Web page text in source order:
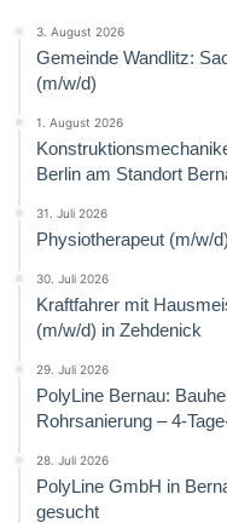
3. August 2026
Gemeinde Wandlitz:
(m/w/d)
1. August 2026
Berlin am Standort
31. Juli 2026
Physiotherapeut (m/w/
30. Juli 2026
Kraftfahrer mit
(m/w/d) in Zehdenick
29. Juli 2026
PolyLine Bernau:
Rohrsanierung – 4-
28. Juli 2026
PolyLine GmbH in
gesucht